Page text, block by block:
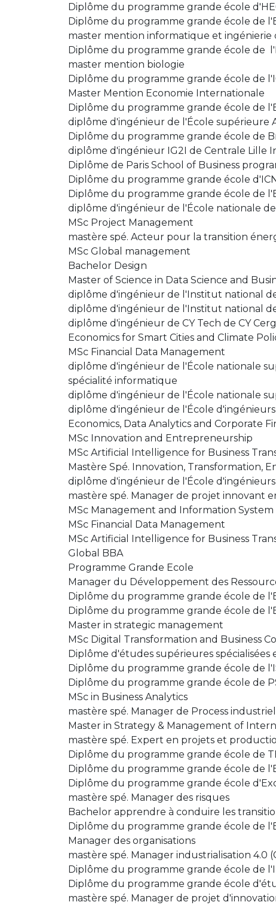
Diplôme du programme grande école
Diplôme du programme grande école de
master mention informatique et ingénierie
Diplôme du programme grande école de
master mention biologie
Diplôme du programme grande école de
Master Mention Economie Internationale
Diplôme du programme grande école de
diplôme d'ingénieur de l'École supérieure
Diplôme du programme grande école de
diplôme d'ingénieur IG2I de Centrale Lille
Diplôme de Paris School of Business
Diplôme du programme grande école
Diplôme du programme grande école de
diplôme d'ingénieur de l'École nationale
MSc Project Management
mastère spé. Acteur pour la transition
MSc Global management
Bachelor Design
Master of Science in Data Science and
diplôme d'ingénieur de l'Institut national
diplôme d'ingénieur de l'Institut national
diplôme d'ingénieur de CY Tech de CY
Economics for Smart Cities and Climate
MSc Financial Data Management
diplôme d'ingénieur de l'École nationale
spécialité informatique
diplôme d'ingénieur de l'École nationale
diplôme d'ingénieur de l'École
Economics, Data Analytics and Corporate
MSc Innovation and Entrepreneurship
MSc Artificial Intelligence for Business
Mastère Spé. Innovation, Transformation,
diplôme d'ingénieur de l'École
mastère spé. Manager de projet innovant
MSc Management and Information
MSc Financial Data Management
MSc Artificial Intelligence for Business
Global BBA
Programme Grande Ecole
Manager du Développement des
Diplôme du programme grande école de
Diplôme du programme grande école de
Master in strategic management
MSc Digital Transformation and Business
Diplôme d'études supérieures
Diplôme du programme grande école de
Diplôme du programme grande école de
MSc in Business Analytics
mastère spé. Manager de Process
Master in Strategy & Management of
mastère spé. Expert en projets et
Diplôme du programme grande école de
Diplôme du programme grande école de
Diplôme du programme grande école
mastère spé. Manager des risques
Bachelor apprendre à conduire les
Diplôme du programme grande école de
Manager des organisations
mastère spé. Manager industrialisation 4.0
Diplôme du programme grande école de
Diplôme du programme grande école
mastère spé. Manager de projet